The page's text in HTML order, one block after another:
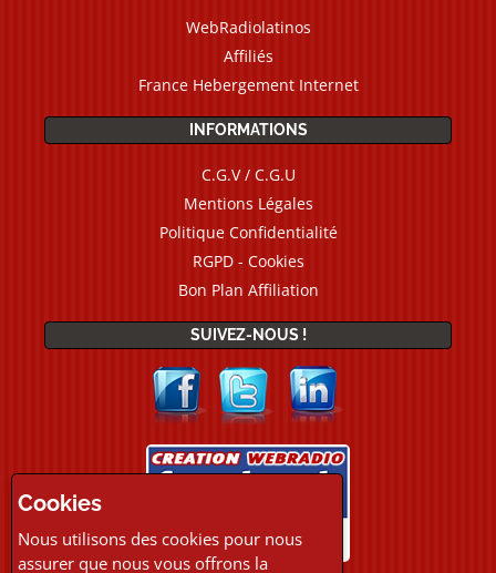
WebRadiolatinos
Affiliés
France Hebergement Internet
INFORMATIONS
C.G.V / C.G.U
Mentions Légales
Politique Confidentialité
RGPD - Cookies
Bon Plan Affiliation
SUIVEZ-NOUS !
Cookies
Nous utilisons des cookies pour nous
assurer que nous vous offrons la